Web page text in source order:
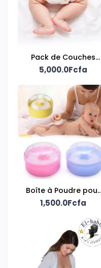
Pack de Couches
pour bébé
5,000.0Fcfa
Boîte à Poudre pour
bébé
1,500.0Fcfa